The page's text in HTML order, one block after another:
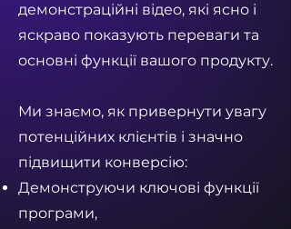
демонстраційні відео, які ясно і
яскраво показують переваги та
основні функції вашого продукту.
Ми знаємо, як привернути увагу
потенційних клієнтів і значно
підвищити конверсію:
Демонструючи ключові функції
програми,